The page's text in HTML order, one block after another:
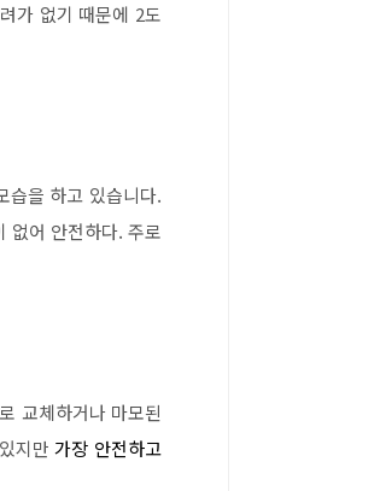
가 없기 때문에 2도
습을 하고 있습니다.
없어 안전하다. 주로
교체하거나 마모된
지만가장 안전하고